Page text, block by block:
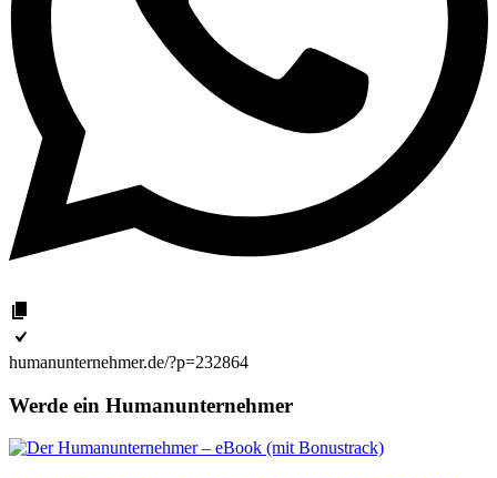
humanunternehmer.de/?p=232864
Werde ein Humanunternehmer